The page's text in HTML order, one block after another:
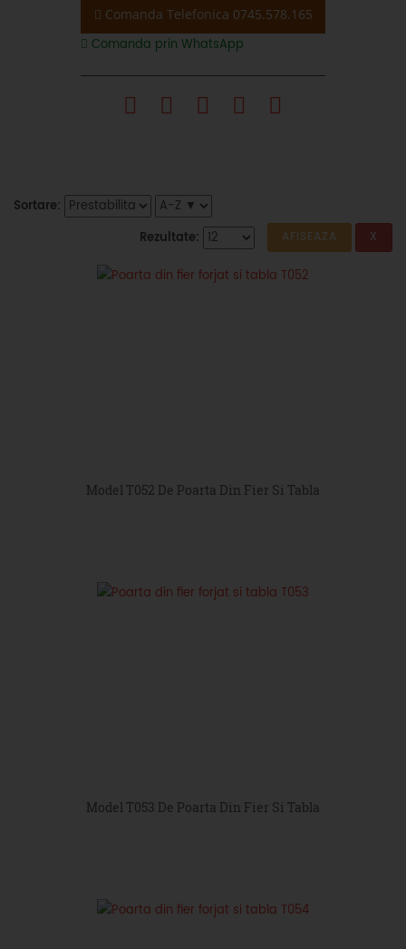
Comanda Telefonica 0745.578.165
Comanda prin WhatsApp
Sortare:
Rezultate:
Model T052 De Poarta Din Fier Si Tabla
Model T053 De Poarta Din Fier Si Tabla